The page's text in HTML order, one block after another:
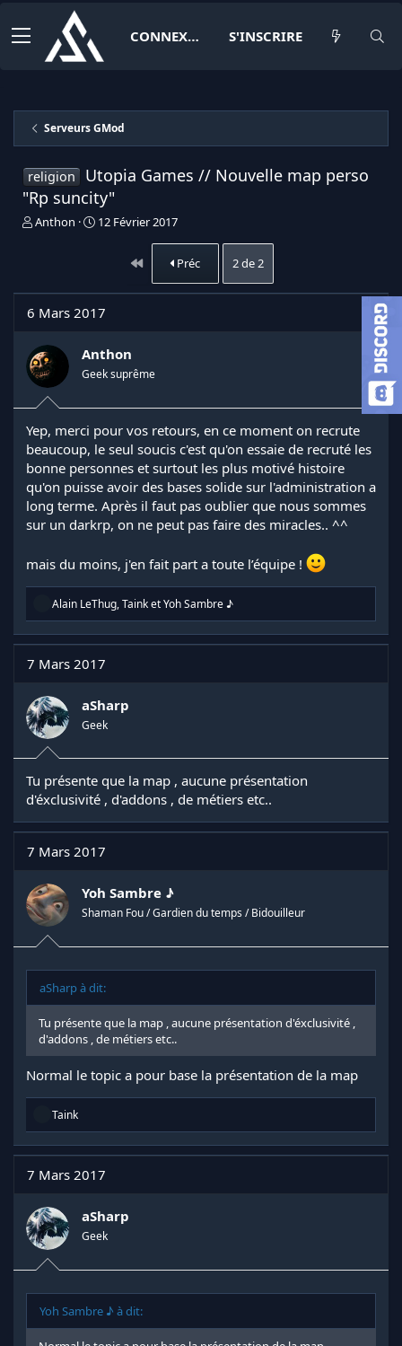
CONNEXION S'INSCRIRE
Serveurs GMod
religion
Utopia Games // Nouvelle map perso
"Rp suncity"
I
u
r
d
a
d
i
c
u
s
i
n
Anthon
D
d
b
u
t
12 Février 2017
PremierPréc 2 de 2
6 Mars 2017
Anthon
Geek suprême
Yep, merci pour vos retours, en ce moment on recrute
beaucoup, le seul soucis c'est qu'on essaie de recruté les
bonne personnes et surtout les plus motivé histoire
qu'on puisse avoir des bases solide sur l'administration a
long terme. Après il faut pas oublier que nous sommes
sur un darkrp, on ne peut pas faire des miracles.. ^^
mais du moins, j'en fait part a toute l’équipe !
R
a
c
t
i
n
s
:
Alain LeThug,TainketYoh Sambre ♪
7 Mars 2017
aSharp
Geek
Tu présente que la map , aucune présentation
d'éxclusivité , d'addons , de métiers etc..
7 Mars 2017
Yoh Sambre ♪
Shaman Fou / Gardien du temps / Bidouilleur
aSharp à dit:
Tu présente que la map , aucune présentation d'éxclusivité ,
d'addons , de métiers etc..
Normal le topic a pour base la présentation de la map
R
a
c
t
i
n
s
:
Taink
7 Mars 2017
aSharp
Geek
Yoh Sambre ♪ à dit: